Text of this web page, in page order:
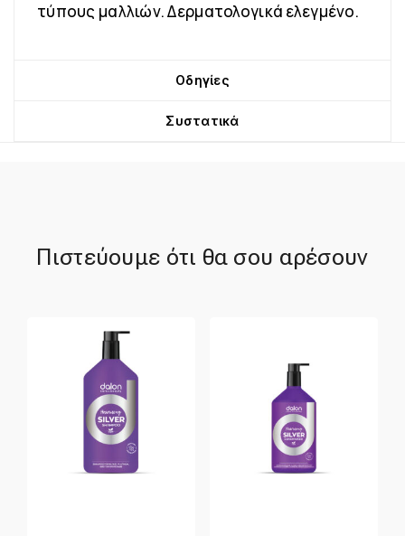
τύπους μαλλιών. Δερματολογικά ελεγμένο.
Οδηγίες
Συστατικά
Πιστεύουμε ότι θα σου αρέσουν